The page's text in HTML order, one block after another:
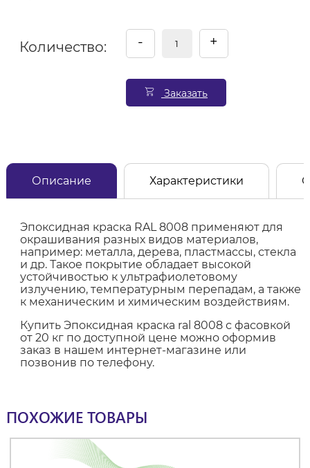
Количество: - +
Заказать
Описание Характеристики
Эпоксидная краска RAL 8008 применяют для
окрашивания разных видов материалов,
например: металла, дерева, пластмассы, стекла
и др. Такое покрытие обладает высокой
устойчивостью к ультрафиолетовому
излучению, температурным перепадам, а также
к механическим и химическим воздействиям.
Купить Эпоксидная краска ral 8008 с фасовкой
от 20 кг по доступной цене можно оформив
заказ в нашем интернет-магазине или
позвонив по телефону.
ПОХОЖИЕ ТОВАРЫ